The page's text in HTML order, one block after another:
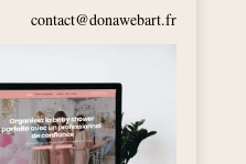
contact@donawebart.fr